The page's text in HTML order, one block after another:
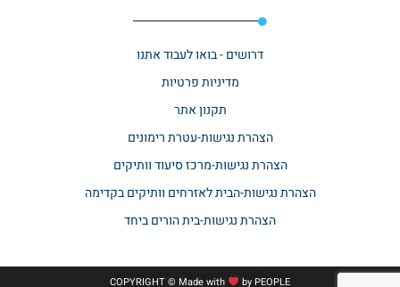
דרושים - בואו לעבוד אתנו
מדיניות פרטיות
תקנון אתר​
הצהרת נגישות-עטרת רימונים
הצהרת נגישות-מרכז סיעוד וותיקים
הצהרת נגישות-הבית לאזרחים וותיקים בקדימה
הצהרת נגישות-בית הורים ביחד
COPYRIGHT © Made with by PEOPLE